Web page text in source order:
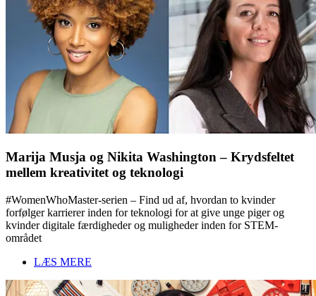
Marija Musja og Nikita Washington – Krydsfeltet
mellem kreativitet og teknologi
#WomenWhoMaster-serien – Find ud af, hvordan to kvinder
forfølger karrierer inden for teknologi for at give unge piger og
kvinder digitale færdigheder og muligheder inden for STEM-
området
LÆS MERE